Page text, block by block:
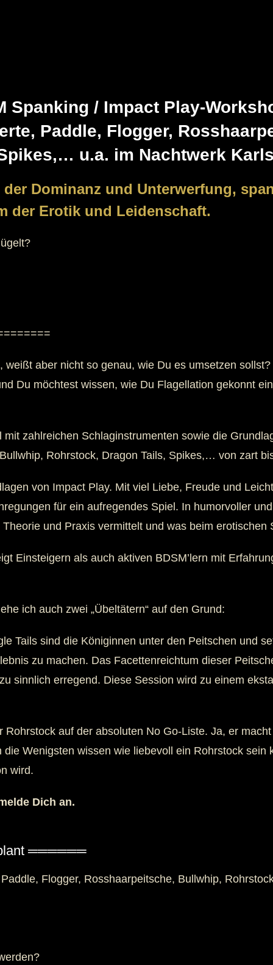
Spanking / Impact Play-
Paddle, Flogger,
u.a. im Nachtwerk
der Dominanz und Unterwerfung,
der Erotik und Leidenschaft.
aber nicht so genau, wie Du es umsetzen sollst?
Du möchtest wissen, wie Du Flagellation gekonnt
zahlreichen Schlaginstrumenten sowie die
Rohrstock, Dragon Tails, Spikes,… von zart
von Impact Play. Mit viel Liebe, Freude und
für ein aufregendes Spiel. In humorvoller
und Praxis vermittelt und was beim erotischen
Einsteigern als auch aktiven BDSM’lern mit
ich auch zwei „Übeltätern“ auf den Grund:
Tails sind die Königinnen unter den Peitschen und
zu machen. Das Facettenreichtum dieser
sinnlich erregend. Diese Session wird zu einem
auf der absoluten No Go-Liste. Ja, er
Wenigsten wissen wie liebevoll ein Rohrstock
wird.
Dich an.
══════
Flogger, Rosshaarpeitsche, Bullwhip,